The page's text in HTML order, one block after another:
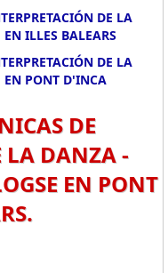
DE LA
ILLES BALEARS
DE LA
EN PONT D'INCA
DE
LA DANZA -
EN PONT